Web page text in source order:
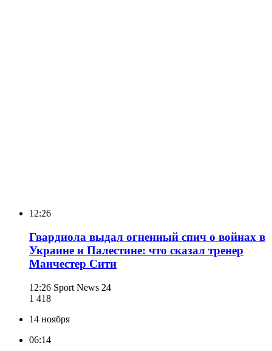
12:26
Гвардиола выдал огненный спич о войнах в
Украине и Палестине: что сказал тренер
Манчестер Сити
12:26 Sport News 24
1 418
14 ноября
06:14